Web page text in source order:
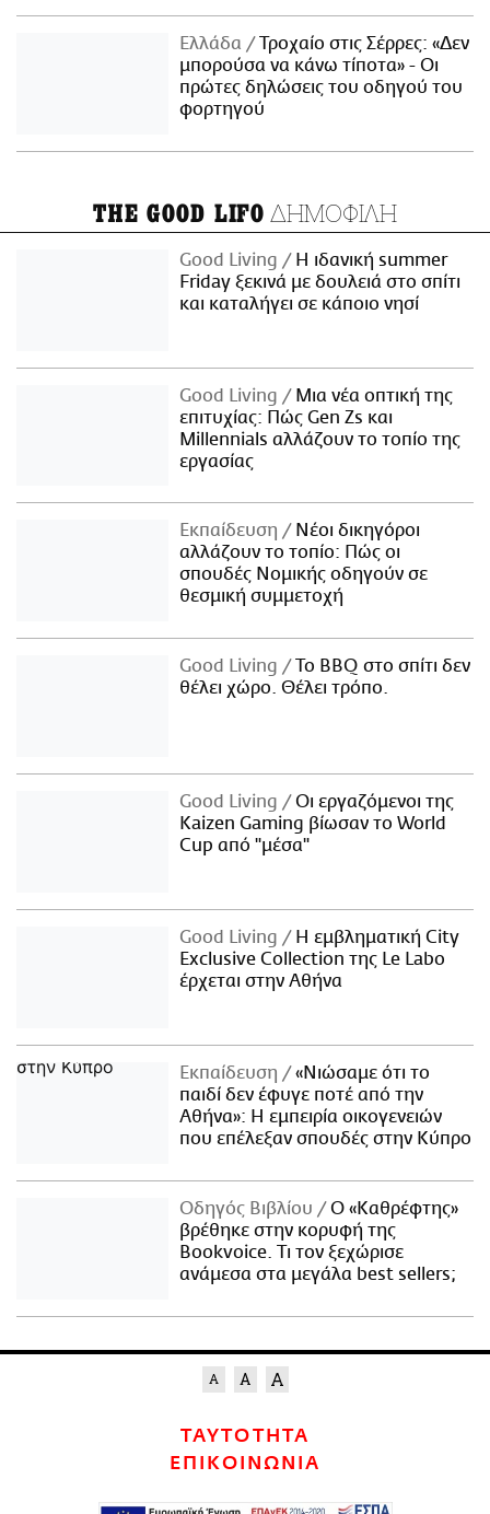
Ελλάδα
Τροχαίο στις Σέρρες: «Δεν
μπορούσα να κάνω τίποτα» - Οι
πρώτες δηλώσεις του οδηγού του
φορτηγού
THE GOOD LIFO ΔΗΜΟΦΙΛΗ
Good Living
Η ιδανική summer
Friday ξεκινά με δουλειά στο σπίτι
και καταλήγει σε κάποιο νησί
Good Living
Μια νέα οπτική της
επιτυχίας: Πώς Gen Zs και
Millennials αλλάζουν το τοπίο της
εργασίας
Εκπαίδευση
Νέοι δικηγόροι
αλλάζουν το τοπίο: Πώς οι
σπουδές Νομικής οδηγούν σε
θεσμική συμμετοχή
Good Living
Το BBQ στο σπίτι δεν
θέλει χώρο. Θέλει τρόπο.
Good Living
Οι εργαζόμενοι της
Kaizen Gaming βίωσαν το World
Cup από "μέσα"
Good Living
Η εμβληματική City
Exclusive Collection της Le Labo
έρχεται στην Αθήνα
Εκπαίδευση
«Νιώσαμε ότι το
παιδί δεν έφυγε ποτέ από την
Αθήνα»: Η εμπειρία οικογενειών
που επέλεξαν σπουδές στην Κύπρο
Οδηγός Βιβλίου
Ο «Καθρέφτης»
βρέθηκε στην κορυφή της
Bookvoice. Τι τον ξεχώρισε
ανάμεσα στα μεγάλα best sellers;
ΤΑΥΤΟΤΗΤΑ
ΕΠΙΚΟΙΝΩΝΙΑ